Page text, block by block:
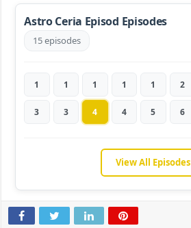
Astro Ceria Episod Episodes
15 episodes
1 1 1 1 1 2
3 3 4 4 5 6
View All Episodes